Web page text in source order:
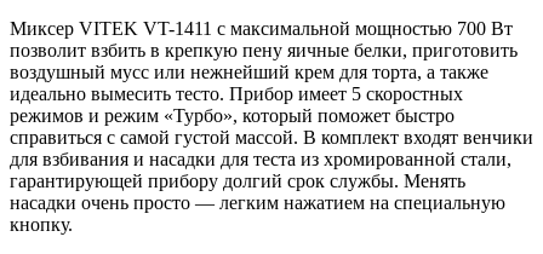
Миксер VITEK VT-1411 с максимальной мощностью 700 Вт
позволит взбить в крепкую пену яичные белки, приготовить
воздушный мусс или нежнейший крем для торта, а также
идеально вымесить тесто. Прибор имеет 5 скоростных
режимов и режим «Турбо», который поможет быстро
справиться с самой густой массой. В комплект входят венчики
для взбивания и насадки для теста из хромированной стали,
гарантирующей прибору долгий срок службы. Менять
насадки очень просто — легким нажатием на специальную
кнопку.